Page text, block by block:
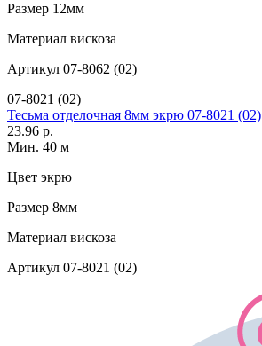
Размер 12мм
Материал вискоза
Артикул 07-8062 (02)
07-8021 (02)
Тесьма отделочная 8мм экрю 07-8021 (02)
23.96 р.
Мин. 40 м
Цвет экрю
Размер 8мм
Материал вискоза
Артикул 07-8021 (02)